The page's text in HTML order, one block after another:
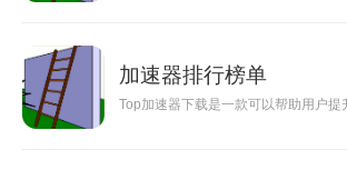
加速器排行榜单
Top加速器下载是一款可以帮助用户